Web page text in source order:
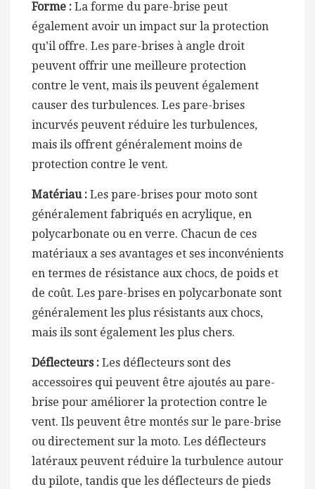
Forme : La forme du pare-brise peut
également avoir un impact sur la protection
qu’il offre. Les pare-brises à angle droit
peuvent offrir une meilleure protection
contre le vent, mais ils peuvent également
causer des turbulences. Les pare-brises
incurvés peuvent réduire les turbulences,
mais ils offrent généralement moins de
protection contre le vent.
Matériau : Les pare-brises pour moto sont
généralement fabriqués en acrylique, en
polycarbonate ou en verre. Chacun de ces
matériaux a ses avantages et ses inconvénients
en termes de résistance aux chocs, de poids et
de coût. Les pare-brises en polycarbonate sont
généralement les plus résistants aux chocs,
mais ils sont également les plus chers.
Déflecteurs : Les déflecteurs sont des
accessoires qui peuvent être ajoutés au pare-
brise pour améliorer la protection contre le
vent. Ils peuvent être montés sur le pare-brise
ou directement sur la moto. Les déflecteurs
latéraux peuvent réduire la turbulence autour
du pilote, tandis que les déflecteurs de pieds